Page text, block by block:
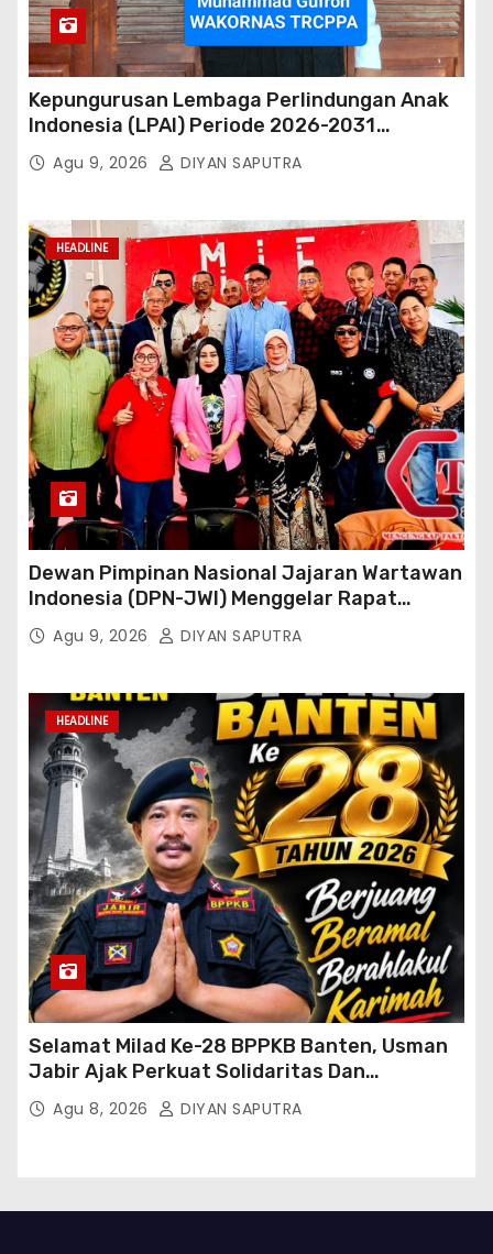
Kepungurusan Lembaga Perlindungan Anak
Indonesia (LPAI) Periode 2026-2031
Terbentuk, Wakil Kordinator Nasional Tim
Reaksi Cepat Perlindungan Perempuan Anak
Mengapresiasi Dan Beri Selamat
Agu 9, 2026 DIYAN SAPUTRA
HEADLINE
Dewan Pimpinan Nasional Jajaran Wartawan
Indonesia (DPN-JWI) Menggelar Rapat
Konsolidasi Dan Restrukturisasi Di Jakarta
Agu 9, 2026 DIYAN SAPUTRA
HEADLINE
Selamat Milad Ke-28 BPPKB Banten, Usman
Jabir Ajak Perkuat Solidaritas Dan
Kebersamaan
Agu 8, 2026 DIYAN SAPUTRA